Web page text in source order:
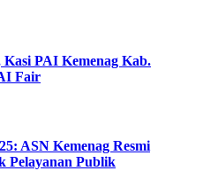
PAI Kemenag Kab.
Fair
ASN Kemenag Resmi
Pelayanan Publik